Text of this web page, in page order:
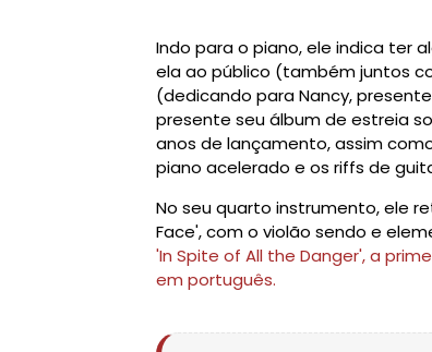
Indo para o piano, ele indica ter
ela ao público (também juntos
(dedicando para Nancy,
presente seu álbum de estreia
anos de lançamento, assim
piano acelerado e os riffs de
No seu quarto instrumento, ele
Face', com o violão sendo e
'In Spite of All the Danger', a
em português.